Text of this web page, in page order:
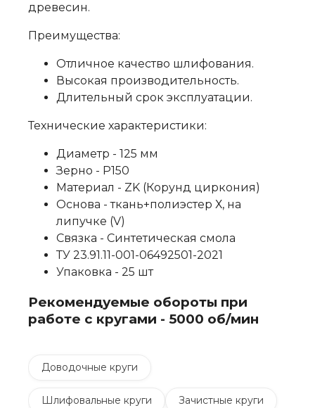
древесин.
Преимущества:
Отличное качество шлифования.
Высокая производительность.
Длительный срок эксплуатации.
Технические характеристики:
Диаметр - 125 мм
Зерно - P150
Материал - ZK (Корунд циркония)
Основа - ткань+полиэстер Х, на
липучке (V)
Связка - Синтетическая смола
ТУ 23.91.11-001-06492501-2021
Упаковка - 25 шт
Рекомендуемые обороты при
работе с кругами - 5000 об/мин
Доводочные круги
Шлифовальные круги Зачистные круги